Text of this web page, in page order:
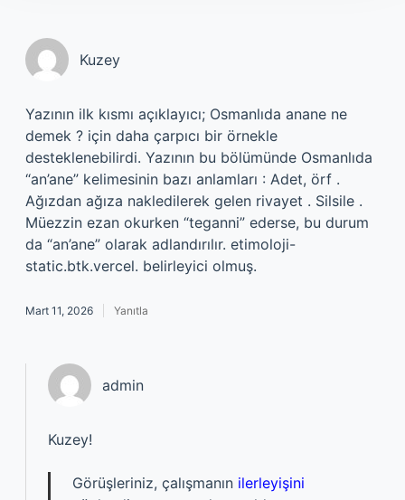
Kuzey
Yazının ilk kısmı açıklayıcı; Osmanlıda anane ne
demek ? için daha çarpıcı bir örnekle
desteklenebilirdi. Yazının bu bölümünde Osmanlıda
“an’ane” kelimesinin bazı anlamları : Adet, örf .
Ağızdan ağıza nakledilerek gelen rivayet . Silsile .
Müezzin ezan okurken “teganni” ederse, bu durum
da “an’ane” olarak adlandırılır. etimoloji-
static.btk.vercel. belirleyici olmuş.
Mart 11, 2026 Yanıtla
admin
Kuzey!
Görüşleriniz, çalışmanın ilerleyişini